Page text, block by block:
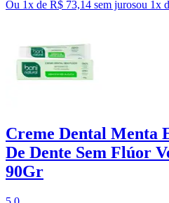
Ou 1x de R$ 73,14 sem jurosou 1x
Creme Dental Menta
De Dente Sem Flúor
90Gr